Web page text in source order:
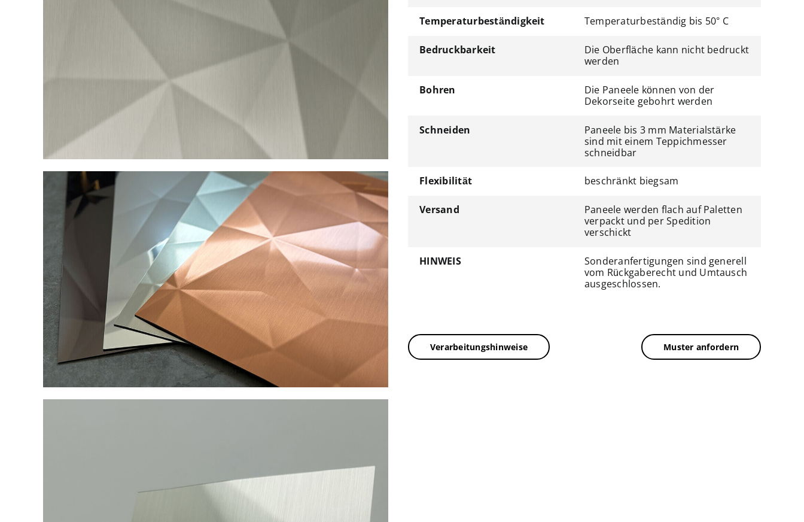
Temperaturbeständigkeit Temperaturbeständig bis 50° C
Bedruckbarkeit
Die Oberfläche kann nicht bedruckt
werden
Bohren
Die Paneele können von der
Dekorseite gebohrt werden
Schneiden
Paneele bis 3 mm Materialstärke
sind mit einem Teppichmesser
schneidbar
Flexibilität beschränkt biegsam
Versand
Paneele werden flach auf Paletten
verpackt und per Spedition
verschickt
HINWEIS
Sonderanfertigungen sind generell
vom Rückgaberecht und Umtausch
ausgeschlossen.
Verarbeitungshinweise Muster anfordern